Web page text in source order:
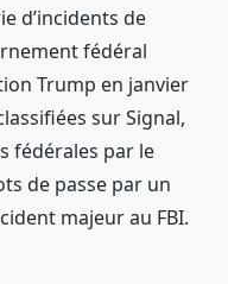
d’incidents de
fédéral
Trump en janvier
sur Signal,
fédérales par le
de passe par un
majeur au FBI.